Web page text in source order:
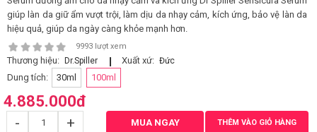
giúp làn da giữ ẩm vượt trội, làm dịu da nhạy cảm, kích ứng, bảo vệ làn da
hiệu quả, giúp da ngày càng khỏe mạnh hơn.
9993 lượt xem
Thương hiệu: Dr.Spiller Xuất xứ: Đức
Dung tích: 30ml 100ml
4.885.000đ
- + MUA NGAY THÊM VÀO GIỎ HÀNG